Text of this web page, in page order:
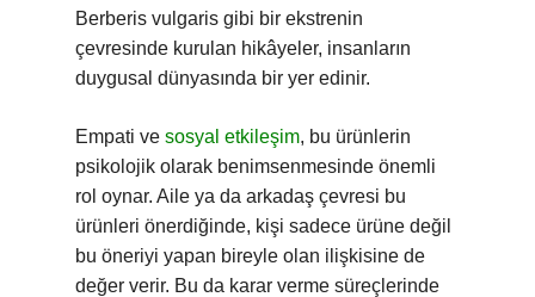
Berberis vulgaris gibi bir ekstrenin
çevresinde kurulan hikâyeler, insanların
duygusal dünyasında bir yer edinir.
Empati ve sosyal etkileşim, bu ürünlerin
psikolojik olarak benimsenmesinde önemli
rol oynar. Aile ya da arkadaş çevresi bu
ürünleri önerdiğinde, kişi sadece ürüne değil
bu öneriyi yapan bireyle olan ilişkisine de
değer verir. Bu da karar verme süreçlerinde